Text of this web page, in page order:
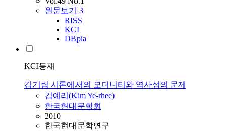
원문보기 3
RISS
KCI
DBpia
KCI등재
김기림 시론에서의 모더니티와 역사성의 문제
김예리(KimYe-rhee)
한국현대문학회
2010
한국현대문학연구